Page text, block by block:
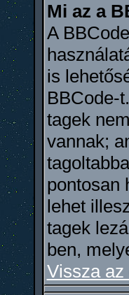
Mi az a
A
is
BBCode-
tagek
vannak;
pontosan
lehet
tagek
ben,
Vissza az